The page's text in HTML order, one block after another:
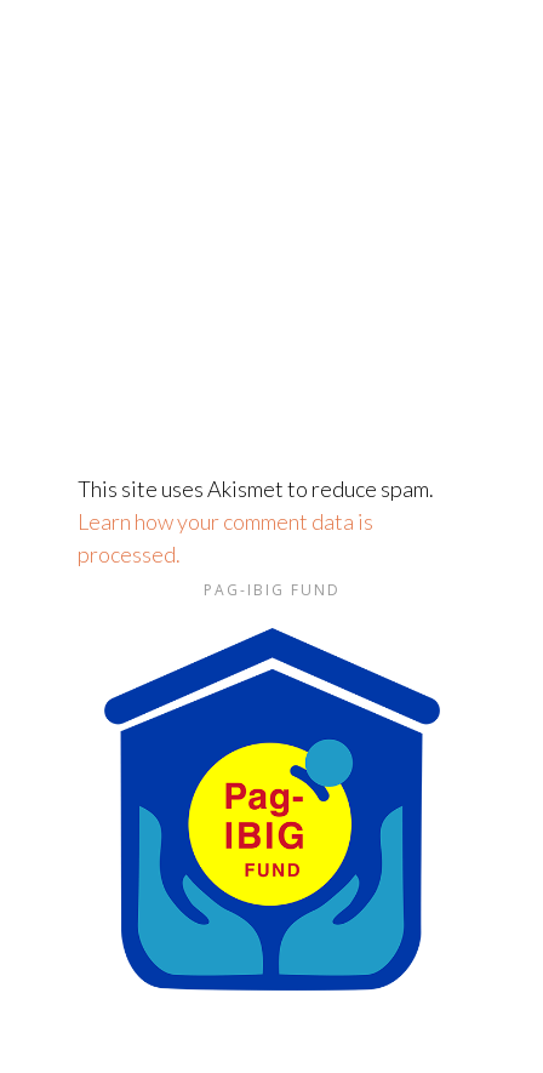
This site uses Akismet to reduce spam.
Learn how your comment data is
processed.
PAG-IBIG FUND